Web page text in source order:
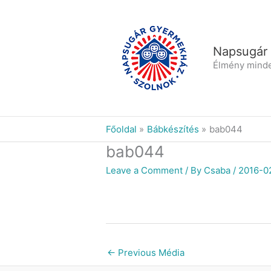
Élmény
Főoldal Bábkészítés bab044
bab044
Leave a Comment / By Csaba / 2016-
← Previous Média